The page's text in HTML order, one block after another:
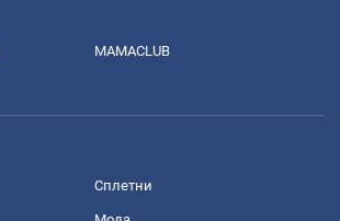
MAMACLUB
Сплетни